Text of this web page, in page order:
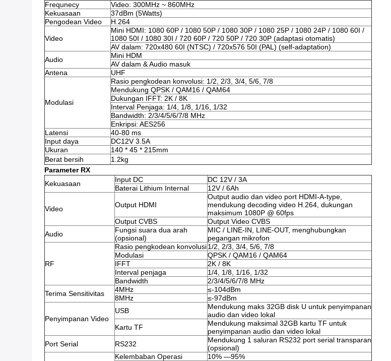
Frequnecy
Video: 300MHz ~ 860MHz
Kekuasaan
37dBm (5Watts)
Pengodean Video
H.264
Video
Mini HDMI: 1080 60P / 1080 50P / 1080 30P / 1080 25P / 1080 24P / 1080 60I /
1080 50I / 1080 30I / 720 60P / 720 50P / 720 30P (adaptasi otomatis)
AV dalam: 720x480 60I (NTSC) / 720x576 50I (PAL) (self-adaptation)
Audio
Mini HDM
AV dalam & Audio masuk
Antena
UHF
Modulasi
Rasio pengkodean konvolusi: 1/2, 2/3, 3/4, 5/6, 7/8
Mendukung QPSK / QAM16 / QAM64
Dukungan IFFT: 2K / 8K
Interval Penjaga: 1/4, 1/8, 1/16, 1/32
Bandwidth: 2/3/4/5/6/7/8 MHz
Enkripsi: AES256
Latensi
40-80 ms
Input daya
DC12V 3.5A
Ukuran
140 * 45 * 215mm
Berat bersih
1.2kg
Parameter RX
Kekuasaan
Input DC
DC 12V / 3A
Baterai Lithium Internal
12V / 6Ah
Video Output HDMI
Output audio dan video port HDMI-A-type,
mendukung decoding video H.264, dukungan
maksimum 1080P @ 60fps
Output CVBS
Output Video CVBS
Audio
Fungsi suara dua arah
(opsional)
MIC / LINE-IN, LINE-OUT, menghubungkan
pegangan mikrofon
RF
Rasio pengkodean konvolusi1/2, 2/3, 3/4, 5/6, 7/8
Modulasi
QPSK / QAM16 / QAM64
IFFT
2K / 8K
Interval penjaga
1/4, 1/8, 1/16, 1/32
Bandwidth
2/3/4/5/6/7/8 MHz
Terima Sensitivitas
4MHz
≤-104dBm
8MHz
≤-97dBm
Penyimpanan Video
USB
Mendukung maks 32GB disk U untuk penyimpanan
audio dan video lokal
Kartu TF
Mendukung maksimal 32GB kartu TF untuk
penyimpanan audio dan video lokal
Port Serial
RS232
Mendukung 1 saluran RS232 port serial transparan
(opsional)
Kelembaban Operasi
10% —95%